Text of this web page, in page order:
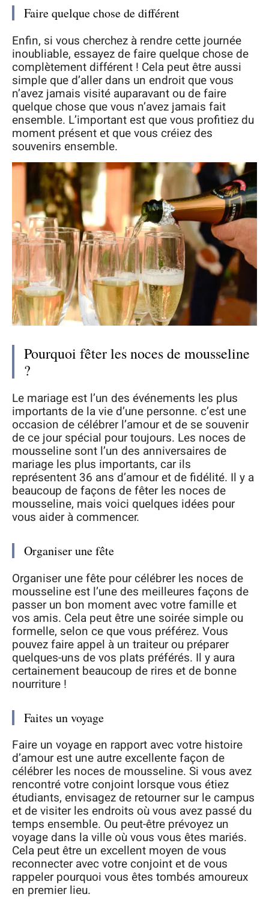
Faire quelque chose de différent
Enfin, si vous cherchez à rendre cette journée
inoubliable, essayez de faire quelque chose de
complètement différent ! Cela peut être aussi
simple que d’aller dans un endroit que vous
n’avez jamais visité auparavant ou de faire
quelque chose que vous n’avez jamais fait
ensemble. L’important est que vous profitiez du
moment présent et que vous créiez des
souvenirs ensemble.
Pourquoi fêter les noces de mousseline
?
Le mariage est l’un des événements les plus
importants de la vie d’une personne. c’est une
occasion de célébrer l’amour et de se souvenir
de ce jour spécial pour toujours. Les noces de
mousseline sont l’un des anniversaires de
mariage les plus importants, car ils
représentent 36 ans d’amour et de fidélité. Il y a
beaucoup de façons de fêter les noces de
mousseline, mais voici quelques idées pour
vous aider à commencer.
Organiser une fête
Organiser une fête pour célébrer les noces de
mousseline est l’une des meilleures façons de
passer un bon moment avec votre famille et
vos amis. Cela peut être une soirée simple ou
formelle, selon ce que vous préférez. Vous
pouvez faire appel à un traiteur ou préparer
quelques-uns de vos plats préférés. Il y aura
certainement beaucoup de rires et de bonne
nourriture !
Faites un voyage
Faire un voyage en rapport avec votre histoire
d’amour est une autre excellente façon de
célébrer les noces de mousseline. Si vous avez
rencontré votre conjoint lorsque vous étiez
étudiants, envisagez de retourner sur le campus
et de visiter les endroits où vous avez passé du
temps ensemble. Ou peut-être prévoyez un
voyage dans la ville où vous vous êtes mariés.
Cela peut être un excellent moyen de vous
reconnecter avec votre conjoint et de vous
rappeler pourquoi vous êtes tombés amoureux
en premier lieu.